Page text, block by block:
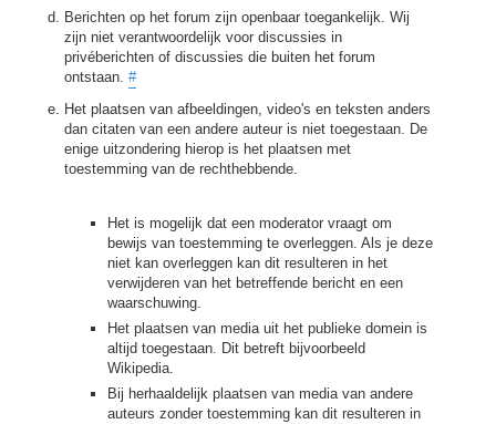
Berichten op het forum zijn openbaar toegankelijk. Wij
zijn niet verantwoordelijk voor discussies in
privéberichten of discussies die buiten het forum
ontstaan. #
Het plaatsen van afbeeldingen, video's en teksten anders
dan citaten van een andere auteur is niet toegestaan. De
enige uitzondering hierop is het plaatsen met
toestemming van de rechthebbende.
Het is mogelijk dat een moderator vraagt om
bewijs van toestemming te overleggen. Als je deze
niet kan overleggen kan dit resulteren in het
verwijderen van het betreffende bericht en een
waarschuwing.
Het plaatsen van media uit het publieke domein is
altijd toegestaan. Dit betreft bijvoorbeeld
Wikipedia.
Bij herhaaldelijk plaatsen van media van andere
auteurs zonder toestemming kan dit resulteren in